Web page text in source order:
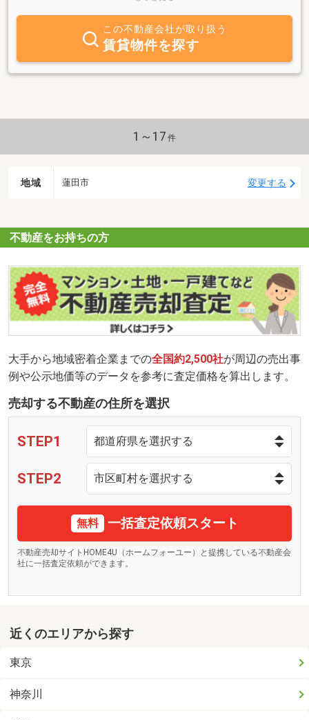
蓮田市以外にも、伊奈町・白岡市・岩槻区・見沼区など広いエリア
での対応が可能です。きっとあなたの希望の部屋が見つかるはず！
アパマンショップは日本一の店舗数で皆様のお部屋探しをサポート
いたします。スタッフ一同皆様のご来店を心からお待ちしておりま
す！アパマンショップといえば賃貸のイメージですが、賃貸物件だ
ります！
この不動産会社が取り扱う
賃貸物件を探す
1～17 件
地域 蓮田市 変更する
不動産をお持ちの方
大手から地域密着企業までの全国約2,500社が周辺の売出事
例や公示地価等のデータを参考に査定価格を算出します。
売却する不動産の住所を選択
STEP1
STEP2
無料 一括査定依頼スタート
不動産売却サイトHOME4U（ホームフォーユー）と提携している不動産会
社に一括査定依頼ができます。
近くのエリアから探す
東京
神奈川